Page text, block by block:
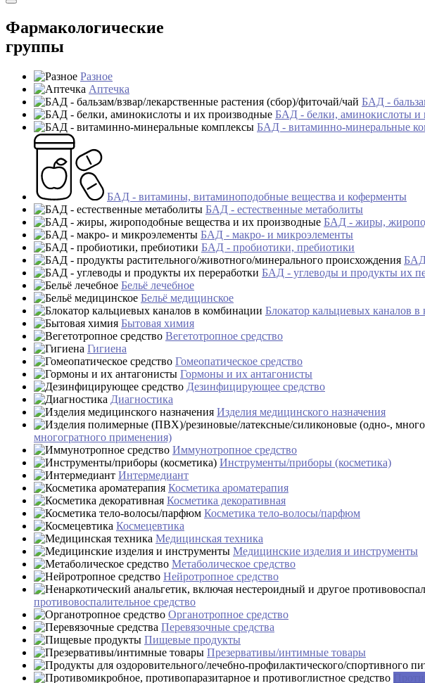
Фармакологические
группы
Разное
Аптечка
БАД -
БАД - белки, аминокислоты и
БАД - витаминно-минеральные
БАД - витамины, витаминоподобные вещества и коферменты
БАД - естественные метаболиты
БАД - жиры,
БАД - макро- и микроэлементы
БАД - пробиотики, пребиотики
БАД
БАД - углеводы и продукты их
Бельё лечебное
Бельё медицинское
Блокатор кальциевых каналов
Бытовая химия
Вегетотропное средство
Гигиена
Гомеопатическое средство
Гормоны и их антагонисты
Дезинфицирующее средство
Диагностика
Изделия медицинского назначения
многогратного применения)
Иммунотропное средство
Инструменты/приборы (косметика)
Интермедиант
Косметика ароматерапия
Косметика декоративная
Косметика тело-волосы/парфюм
Космецевтика
Медицинская техника
Медицинские изделия и инструменты
Метаболическое средство
Нейротропное средство
противовоспалительное средство
Органотропное средство
Перевязочные средства
Пищевые продукты
Презервативы/интимные товары